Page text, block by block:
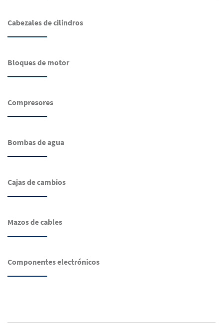
Cabezales de cilindros
Bloques de motor
Compresores
Bombas de agua
Cajas de cambios
Mazos de cables
Componentes electrónicos